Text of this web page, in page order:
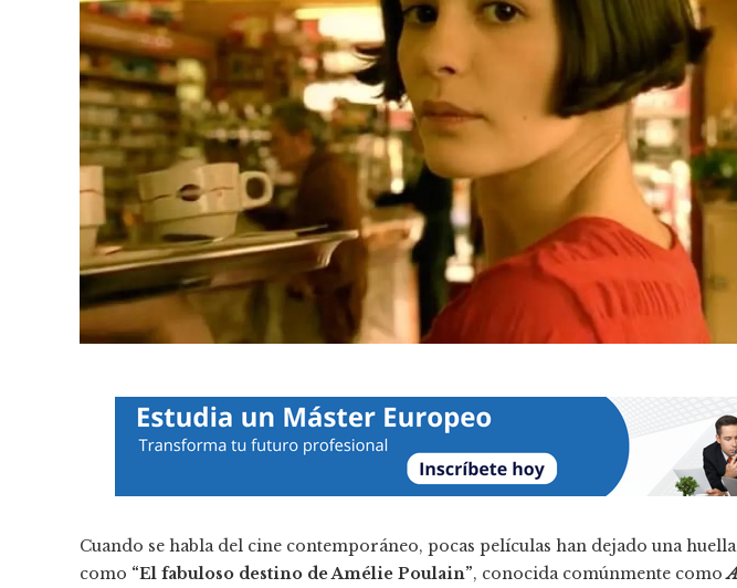
Cuando se habla del cine contemporáneo, pocas películas han dejado una
como “El fabuloso destino de Amélie Poulain”, conocida comúnmente como